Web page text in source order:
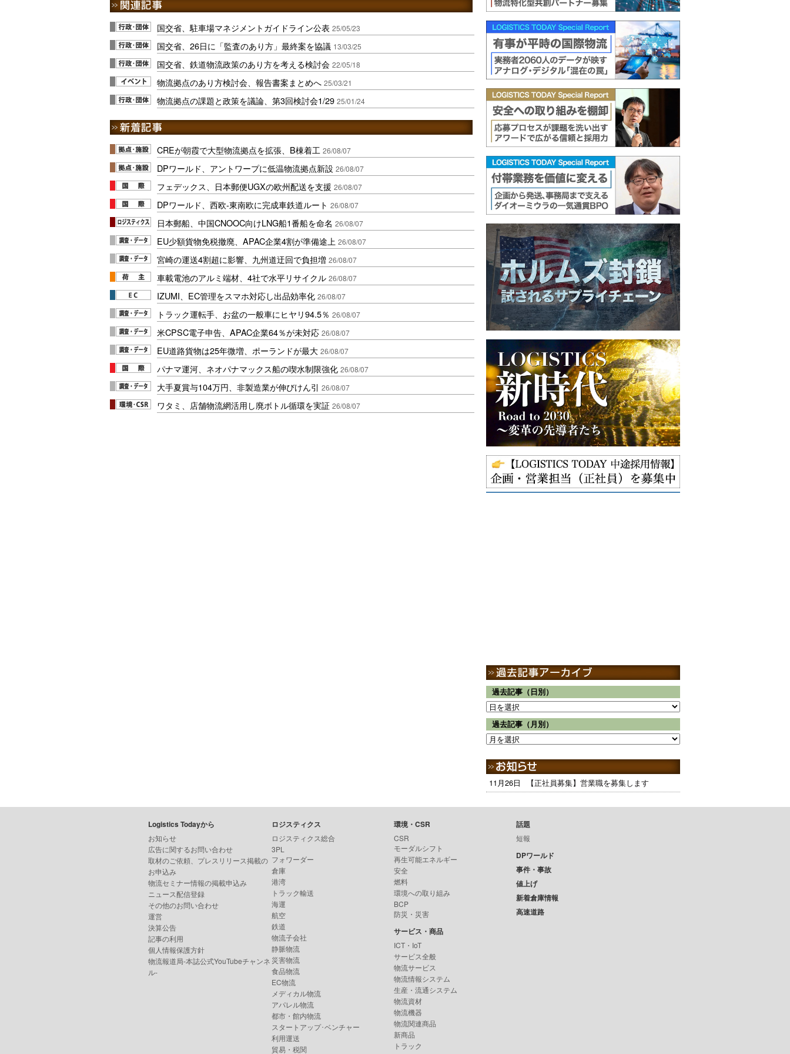
国交省、駐車場マネジメントガイドライン公表 25/05/23
国交省、26日に「監査のあり方」最終案を協議 13/03/25
国交省、鉄道物流政策のあり方を考える検討会 22/05/18
物流拠点のあり方検討会、報告書案まとめへ 25/03/21
物流拠点の課題と政策を議論、第3回検討会1/29 25/01/24
CREが朝霞で大型物流拠点を拡張、B棟着工 26/08/07
DPワールド、アントワープに低温物流拠点新設 26/08/07
フェデックス、日本郵便UGXの欧州配送を支援 26/08/07
DPワールド、西欧-東南欧に完成車鉄道ルート 26/08/07
日本郵船、中国CNOOC向けLNG船1番船を命名 26/08/07
EU少額貨物免税撤廃、APAC企業4割が準備途上 26/08/07
宮崎の運送4割超に影響、九州道迂回で負担増 26/08/07
車載電池のアルミ端材、4社で水平リサイクル 26/08/07
IZUMI、EC管理をスマホ対応し出品効率化 26/08/07
トラック運転手、お盆の一般車にヒヤリ94.5％ 26/08/07
米CPSC電子申告、APAC企業64％が未対応 26/08/07
EU道路貨物は25年微増、ポーランドが最大 26/08/07
パナマ運河、ネオパナマックス船の喫水制限強化 26/08/07
大手夏賞与104万円、非製造業が伸びけん引 26/08/07
ワタミ、店舗物流網活用し廃ボトル循環を実証 26/08/07
過去記事（日別）
過去記事（月別）
11月26日 【正社員募集】営業職を募集します
Logistics Todayから
お知らせ
広告に関するお問い合わせ
取材のご依頼、プレスリリース掲載の
お申込み
物流セミナー情報の掲載申込み
ニュース配信登録
その他のお問い合わせ
運営
決算公告
記事の利用
個人情報保護方針
物流報道局-本誌公式YouTubeチャンネ
ル-
ロジスティクス
ロジスティクス総合
3PL
フォワーダー
倉庫
港湾
トラック輸送
海運
航空
鉄道
物流子会社
静脈物流
災害物流
食品物流
EC物流
メディカル物流
アパレル物流
都市・館内物流
スタートアップ･ベンチャー
利用運送
貿易・税関
環境・CSR
CSR
モーダルシフト
再生可能エネルギー
安全
燃料
環境への取り組み
BCP
防災・災害
サービス・商品
ICT・IoT
サービス全般
物流サービス
物流情報システム
生産・流通システム
物流資材
物流機器
物流関連商品
新商品
トラック
話題
短報
DPワールド
事件・事故
値上げ
新着倉庫情報
高速道路